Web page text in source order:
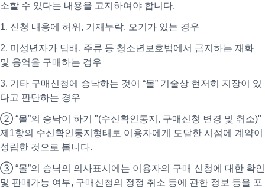
소할 수 있다는 내용을 고지하여야 합니다.
1. 신청 내용에 허위, 기재누락, 오기가 있는 경우
2. 미성년자가 담배, 주류 등 청소년보호법에서 금지하는 재화
및 용역을 구매하는 경우
3. 기타 구매신청에 승낙하는 것이 “몰” 기술상 현저히 지장이 있
다고 판단하는 경우
② “몰”의 승낙이 하기 "(수신확인통지, 구매신청 변경 및 취소)"
제1항의 수신확인통지형태로 이용자에게 도달한 시점에 계약이
성립한 것으로 봅니다.
③ “몰”의 승낙의 의사표시에는 이용자의 구매 신청에 대한 확인
및 판매가능 여부, 구매신청의 정정 취소 등에 관한 정보 등을 포